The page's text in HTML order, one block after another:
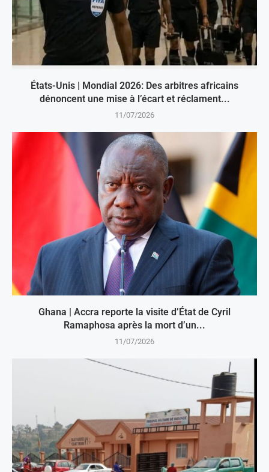
États-Unis | Mondial 2026: Des arbitres africains
dénoncent une mise à l’écart et réclament...
11/07/2026
Ghana | Accra reporte la visite d’État de Cyril
Ramaphosa après la mort d’un...
11/07/2026